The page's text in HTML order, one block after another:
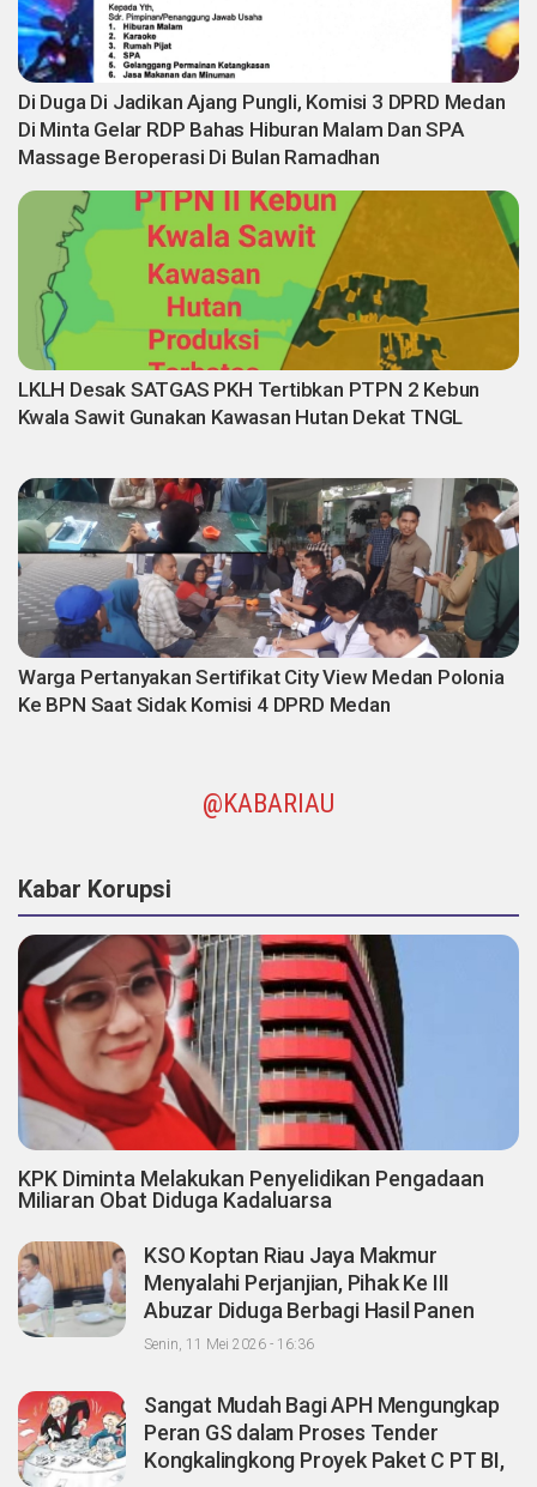
Di Duga Di Jadikan Ajang Pungli, Komisi 3 DPRD Medan
Di Minta Gelar RDP Bahas Hiburan Malam Dan SPA
Massage Beroperasi Di Bulan Ramadhan
LKLH Desak SATGAS PKH Tertibkan PTPN 2 Kebun
Kwala Sawit Gunakan Kawasan Hutan Dekat TNGL
Warga Pertanyakan Sertifikat City View Medan Polonia
Ke BPN Saat Sidak Komisi 4 DPRD Medan
@KABARIAU
Kabar Korupsi
KPK Diminta Melakukan Penyelidikan Pengadaan
Miliaran Obat Diduga Kadaluarsa
KSO Koptan Riau Jaya Makmur
Menyalahi Perjanjian, Pihak Ke III
Abuzar Diduga Berbagi Hasil Panen
Sawit dengan Oknum Agrinas
Senin, 11 Mei 2026 - 16:36
Sangat Mudah Bagi APH Mengungkap
Peran GS dalam Proses Tender
Kongkalingkong Proyek Paket C PT BI,